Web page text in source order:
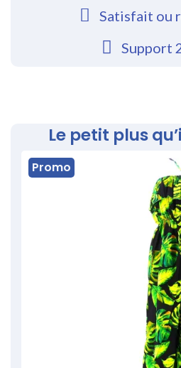
Satisfait ou
Support
Le petit plus
Promo